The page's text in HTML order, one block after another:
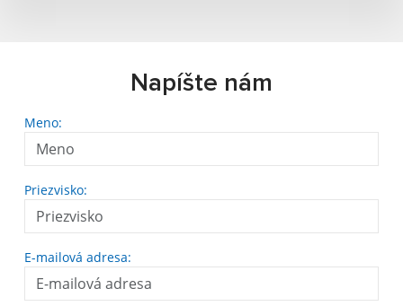
Napíšte nám
Meno:
Priezvisko:
E-mailová adresa: